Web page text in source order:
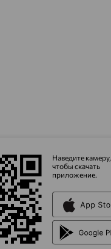
Наведите камеру,
чтобы скачать
приложение.